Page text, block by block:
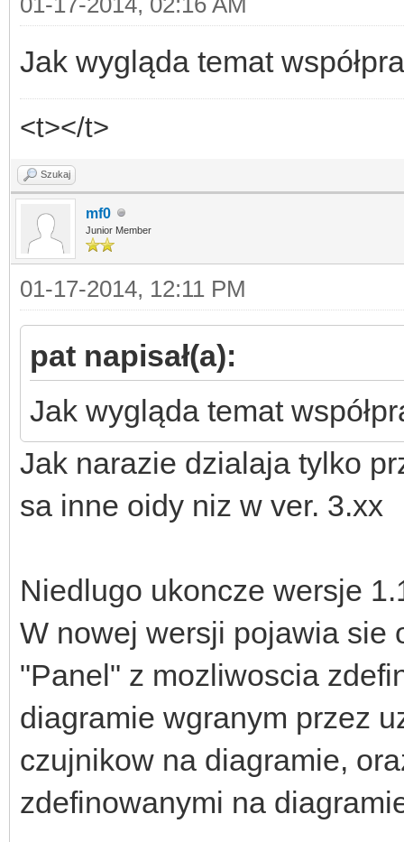
Jak wygląda temat
<t></t>
Szukaj
mf0
Junior Member
01-17-2014, 12:11 PM
pat napisał(a):
Jak wygląda temat
Jak narazie dzialaja tylko
sa inne oidy niz w ver. 3.xx
Niedlugo ukoncze wersje
W nowej wersji pojawia sie
"Panel" z mozliwoscia
diagramie wgranym przez
czujnikow na diagramie,
zdefinowanymi na